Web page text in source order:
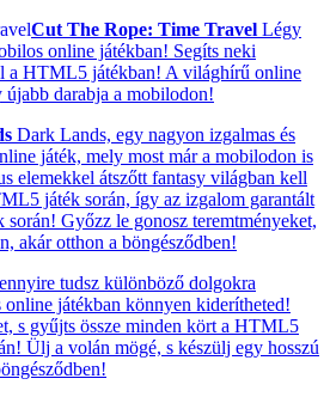
Cut The Rope: Time Travel Légy
online játékban! Segíts neki
a HTML5 játékban! A világhírű online
darabja a mobilodon!
Dark Lands, egy nagyon izgalmas és
játék, mely most már a mobilodon is
elemekkel átszőtt fantasy világban kell
játék során, így az izgalom garantált
során! Győzz le gonosz teremtményeket,
akár otthon a böngésződben!
tudsz különböző dolgokra
játékban könnyen kiderítheted!
s gyűjts össze minden kört a HTML5
Ülj a volán mögé, s készülj egy hosszú